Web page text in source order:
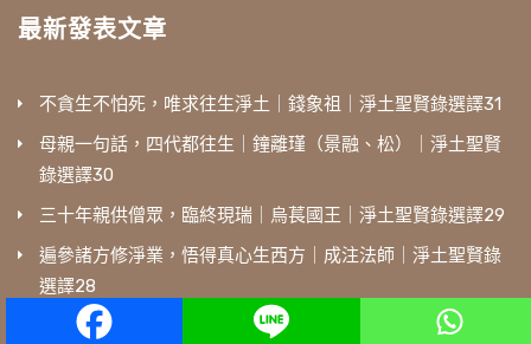
最新發表文章
不貪生不怕死，唯求往生淨土｜錢象祖｜淨土聖賢錄選譯31
母親一句話，四代都往生｜鐘離瑾（景融、松）｜淨土聖賢
錄選譯30
三十年親供僧眾，臨終現瑞｜烏萇國王｜淨土聖賢錄選譯29
遍參諸方修淨業，悟得真心生西方｜成注法師｜淨土聖賢錄
選譯28
7/28‒30直播｜2026兩岸三地暨世界各地中華傳統文化青年